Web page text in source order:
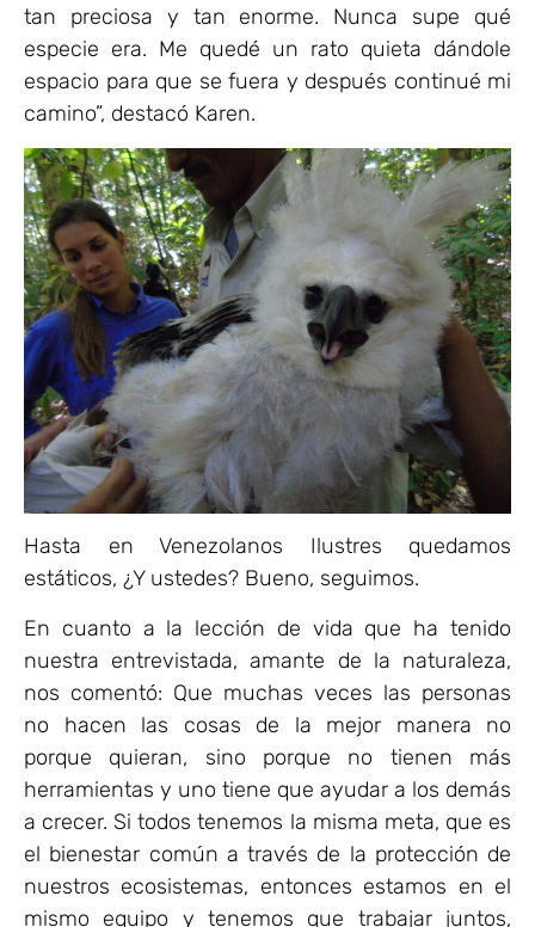
tan preciosa y tan enorme. Nunca supe qué
especie era. Me quedé un rato quieta dándole
espacio para que se fuera y después continué mi
camino”, destacó Karen.
Hasta en Venezolanos Ilustres quedamos
estáticos, ¿Y ustedes? Bueno, seguimos.
En cuanto a la lección de vida que ha tenido
nuestra entrevistada, amante de la naturaleza,
nos comentó: Que muchas veces las personas
no hacen las cosas de la mejor manera no
porque quieran, sino porque no tienen más
herramientas y uno tiene que ayudar a los demás
a crecer. Si todos tenemos la misma meta, que es
el bienestar común a través de la protección de
nuestros ecosistemas, entonces estamos en el
mismo equipo y tenemos que trabajar juntos,